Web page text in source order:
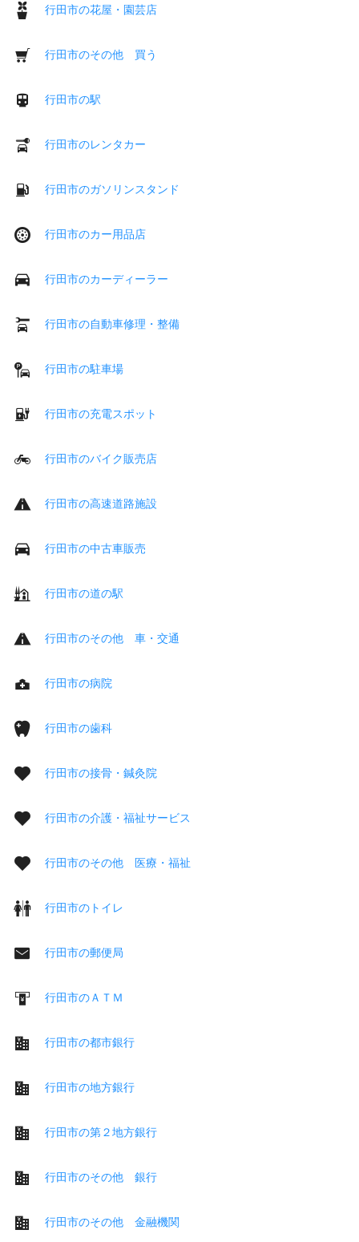
行田市の花屋・園芸店
行田市のその他 買う
行田市の駅
行田市のレンタカー
行田市のガソリンスタンド
行田市のカー用品店
行田市のカーディーラー
行田市の自動車修理・整備
行田市の駐車場
行田市の充電スポット
行田市のバイク販売店
行田市の高速道路施設
行田市の中古車販売
行田市の道の駅
行田市のその他 車・交通
行田市の病院
行田市の歯科
行田市の接骨・鍼灸院
行田市の介護・福祉サービス
行田市のその他 医療・福祉
行田市のトイレ
行田市の郵便局
行田市のＡＴＭ
行田市の都市銀行
行田市の地方銀行
行田市の第２地方銀行
行田市のその他 銀行
行田市のその他 金融機関